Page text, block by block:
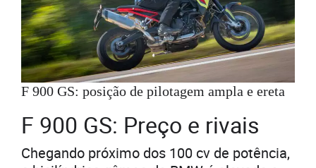
F 900 GS: posição de pilotagem ampla e ereta
F 900 GS: Preço e rivais
Chegando próximo dos 100 cv de potência,